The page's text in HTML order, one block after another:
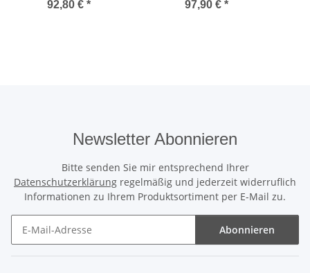
Feuchtraumleuchte
92,80 € *
LED Rohrleuchte 45W
97,90 € *
Newsletter Abonnieren
Bitte senden Sie mir entsprechend Ihrer
Datenschutzerklärung regelmäßig und jederzeit widerruflich
Informationen zu Ihrem Produktsortiment per E-Mail zu.
Abonnieren